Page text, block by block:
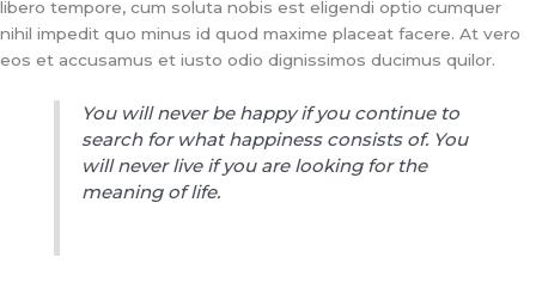
libero tempore, cum soluta nobis est eligendi optio cumquer
nihil impedit quo minus id quod maxime placeat facere. At vero
eos et accusamus et iusto odio dignissimos ducimus quilor.
You will never be happy if you continue to
search for what happiness consists of. You
will never live if you are looking for the
meaning of life.